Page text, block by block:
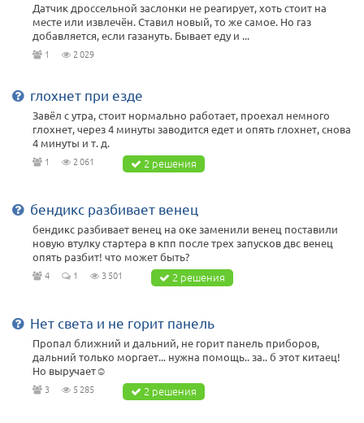
Датчик дроссельной заслонки не реагирует, хоть стоит на
месте или извлечён. Ставил новый, то же самое. Но газ
добавляется, если газануть. Бывает еду и ...
1 2 029
глохнет при езде
Завёл с утра, стоит нормально работает, проехал немного
глохнет, через 4 минуты заводится едет и опять глохнет, снова
4 минуты и т. д.
1 2 061 2 решения
бендикс разбивает венец
бендикс разбивает венец на оке заменили венец поставили
новую втулку стартера в кпп после трех запусков двс венец
опять разбит! что может быть?
4 1 3 501 2 решения
Нет света и не горит панель
Пропал ближний и дальний, не горит панель приборов,
дальний только моргает... нужна помощь.. за.. б этот китаец!
Но выручает☺
3 5 285 2 решения